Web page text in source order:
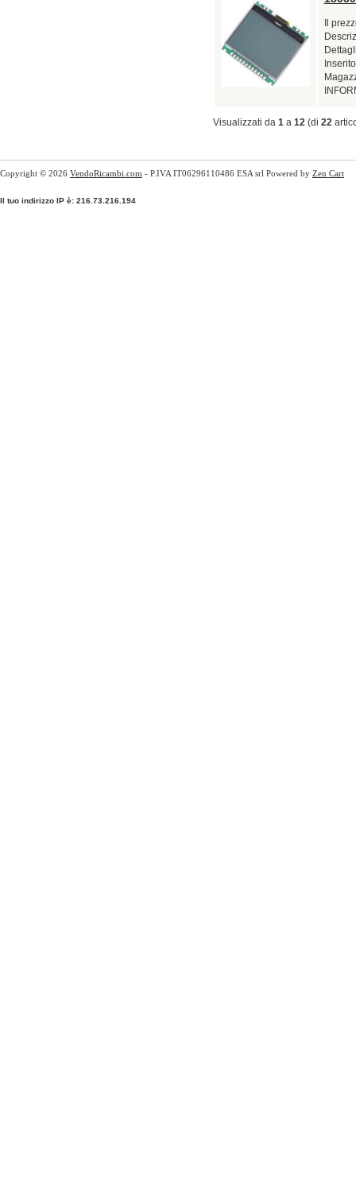
Il
Visualizzati da 1 a 12 (di 22
Copyright © 2026 VendoRicambi.com - P.IVA IT06296110486 ESA srl Powered by Zen Cart
Il tuo indirizzo IP è: 216.73.216.194